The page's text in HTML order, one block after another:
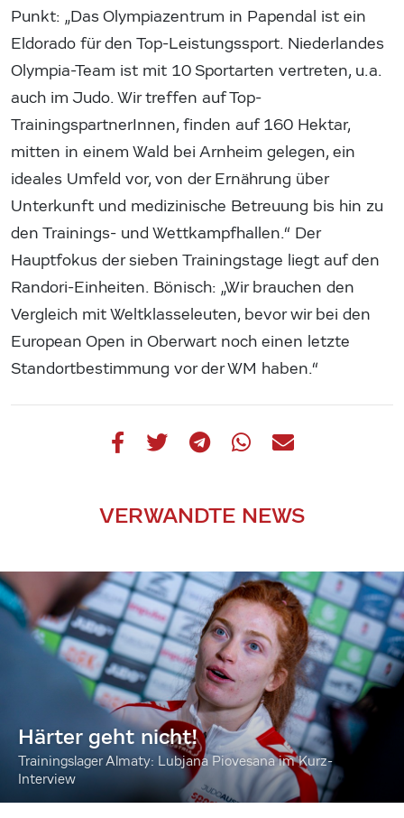
Punkt: „Das Olympiazentrum in Papendal ist ein
Eldorado für den Top-Leistungssport. Niederlandes
Olympia-Team ist mit 10 Sportarten vertreten, u.a.
auch im Judo. Wir treffen auf Top-
TrainingspartnerInnen, finden auf 160 Hektar,
mitten in einem Wald bei Arnheim gelegen, ein
ideales Umfeld vor, von der Ernährung über
Unterkunft und medizinische Betreuung bis hin zu
den Trainings- und Wettkampfhallen.“ Der
Hauptfokus der sieben Trainingstage liegt auf den
Randori-Einheiten. Bönisch: „Wir brauchen den
Vergleich mit Weltklasseleuten, bevor wir bei den
European Open in Oberwart noch einen letzte
Standortbestimmung vor der WM haben.“
VERWANDTE NEWS
Härter geht nicht!
Trainingslager Almaty: Lubjana Piovesana im Kurz-
Interview